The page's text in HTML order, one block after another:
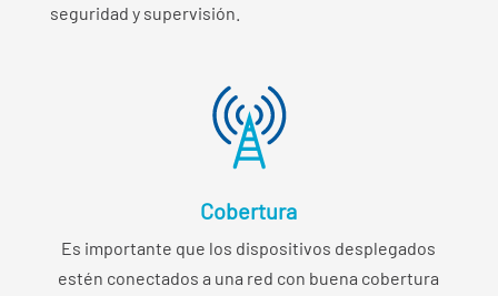
seguridad y supervisión.
Cobertura
Es importante que los dispositivos desplegados
estén conectados a una red con buena cobertura